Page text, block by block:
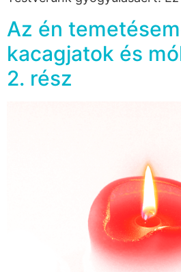
Az én
kacagjatok és
2. rész